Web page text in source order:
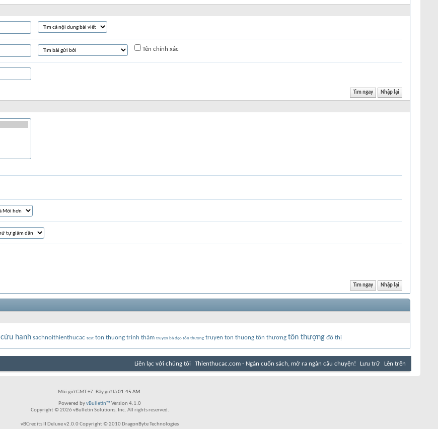
Tên chính xác
cửu hanh sachnoithienthucac test ton thuong trinh thám truyen bá đạo tôn thương truyen ton thuong tôn thương tôn thượng đô thị
Liên lạc với chúng tôi Thienthucac.com - Ngàn cuốn sách, mở ra ngàn câu chuyện! Lưu trữ Lên trên
Múi giờ GMT +7. Bây giờ là01:45 AM.
Powered byvBulletin™ Version 4.1.0
Copyright © 2026 vBulletin Solutions, Inc. All rights reserved.
vBCredits II Deluxe v2.0.0 Copyright © 2010 DragonByte Technologies